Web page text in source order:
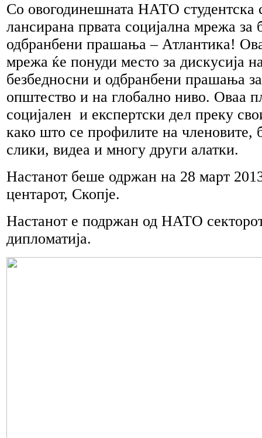
Со овогодинешната НАТО студентска
лансирана првата социјална мрежа за
одбранбени прашања – Атлантика!
мрежа ќе понуди место за дискусија
безбедносни и одбранбени прашања
општество и на глобално ниво. Оваа
социјален и експертски дел преку
како што се профилите на членовите,
слики, видеа и многу други алатки.
Настанот беше одржан на 28 март
центарот, Скопје.
Настанот е подржан од НАТО секторот
дипломатија.